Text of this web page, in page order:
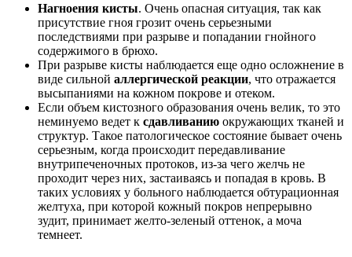
Нагноения кисты. Очень опасная ситуация, так как
присутствие гноя грозит очень серьезными
последствиями при разрыве и попадании гнойного
содержимого в брюхо.
При разрыве кисты наблюдается еще одно осложнение в
виде сильной аллергической реакции, что отражается
высыпаниями на кожном покрове и отеком.
Если объем кистозного образования очень велик, то это
неминуемо ведет к сдавливанию окружающих тканей и
структур. Такое патологическое состояние бывает очень
серьезным, когда происходит передавливание
внутрипеченочных протоков, из-за чего желчь не
проходит через них, застаиваясь и попадая в кровь. В
таких условиях у больного наблюдается обтурационная
желтуха, при которой кожный покров непрерывно
зудит, принимает желто-зеленый оттенок, а моча
темнеет.